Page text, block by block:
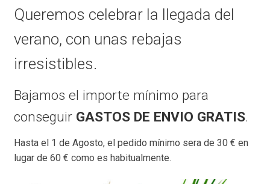
Queremos celebrar la llegada del
verano, con unas rebajas
irresistibles.
Bajamos el importe mínimo para
conseguirGASTOS DE ENVIO GRATIS.
Hasta el 1 de Agosto, el pedido mínimo sera de 30 € en
lugar de 60 € como es habitualmente.